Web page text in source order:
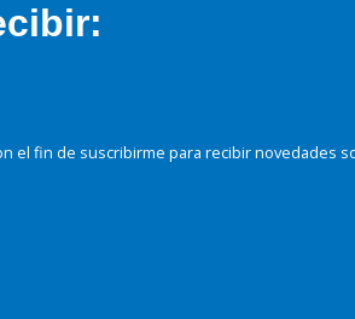
el fin de suscribirme para recibir novedades